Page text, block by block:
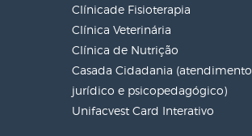
Clínicade Fisioterapia
Clínica Veterinária
Clínica de Nutrição
Casada Cidadania (atendimento
jurídico e psicopedagógico)
Unifacvest Card Interativo